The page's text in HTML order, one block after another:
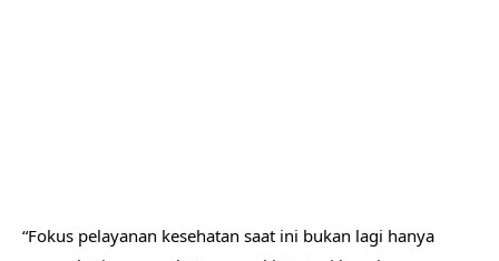
“Fokus pelayanan kesehatan saat ini bukan lagi hanya